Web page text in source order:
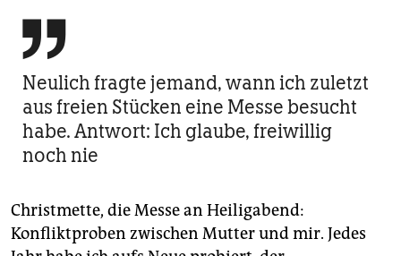

Neulich fragte jemand, wann ich zuletzt
aus freien Stücken eine Messe besucht
habe. Antwort: Ich glaube, freiwillig
noch nie
Christmette, die Messe an Heiligabend:
Konfliktproben zwischen Mutter und mir. Jedes